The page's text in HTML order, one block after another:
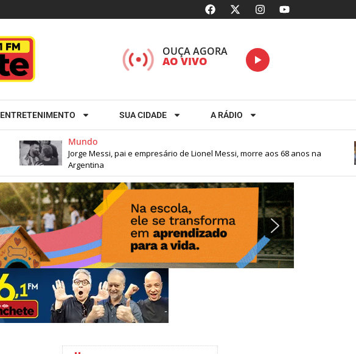
OUÇA AGORA
AO VIVO
ENTRETENIMENTO SUA CIDADE A RÁDIO
Mundo
Jorge Messi, pai e empresário de Lionel Messi, morre aos 68 anos na
Argentina